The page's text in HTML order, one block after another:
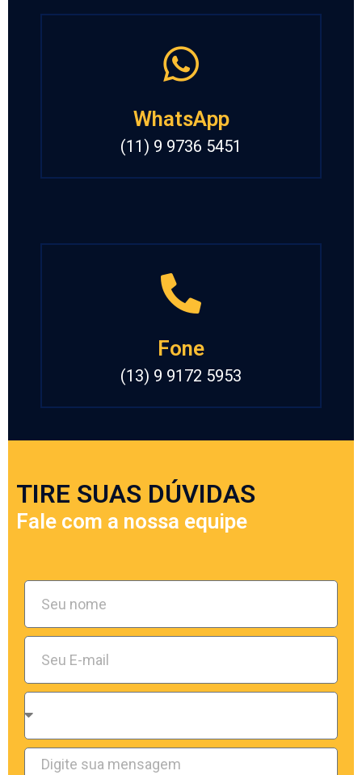
WhatsApp
(11) 9 9736 5451
Fone
(13) 9 9172 5953
TIRE SUAS DÚVIDAS
Fale com a nossa equipe